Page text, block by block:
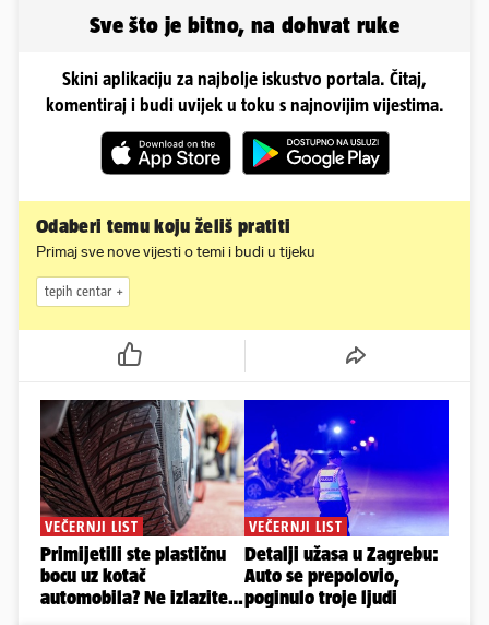
Sve što je bitno, na dohvat ruke
Skini aplikaciju za najbolje iskustvo portala. Čitaj,
komentiraj i budi uvijek u toku s najnovijim vijestima.
Odaberi temu koju želiš pratiti
Primaj sve nove vijesti o temi i budi u tijeku
tepih centar